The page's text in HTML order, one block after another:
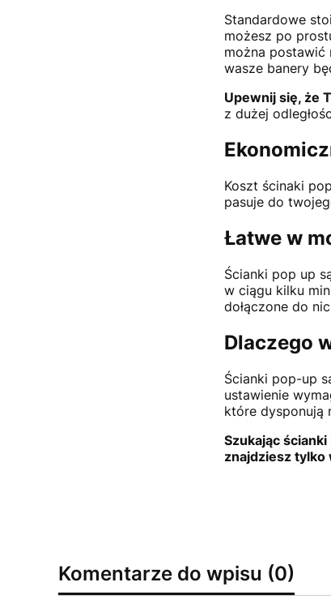
Standardowe
możesz po
można postawić
wasze banery
Upewnij się, że
z dużej
Koszt ścinaki
pasuje do
Łatwe w
Ścianki pop up
w ciągu kilku
dołączone do
Dlaczego
Ścianki pop-up
ustawienie
które dysponują
Szukając
znajdziesz tylko
Komentarze do wpisu (0)